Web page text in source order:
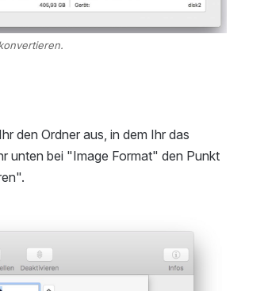
den Ordner aus, in dem Ihr das
unten bei "Image Format" den Punkt